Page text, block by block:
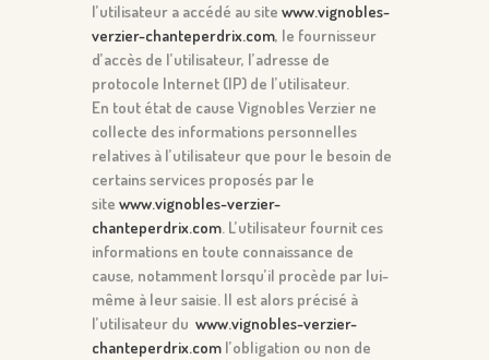
l’utilisateur a accédé au site www.vignobles-
verzier-chanteperdrix.com, le fournisseur
d’accès de l’utilisateur, l’adresse de
protocole Internet (IP) de l’utilisateur.
En tout état de cause Vignobles Verzier ne
collecte des informations personnelles
relatives à l’utilisateur que pour le besoin de
certains services proposés par le
site www.vignobles-verzier-
chanteperdrix.com. L’utilisateur fournit ces
informations en toute connaissance de
cause, notamment lorsqu’il procède par lui-
même à leur saisie. Il est alors précisé à
l’utilisateur du www.vignobles-verzier-
chanteperdrix.com l’obligation ou non de